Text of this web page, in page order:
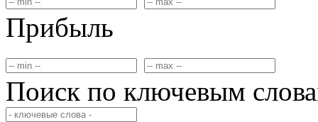
Прибыль
Поиск по ключевым